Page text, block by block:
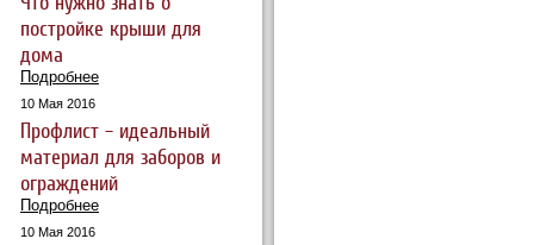
постройке крыши для
дома
Подробнее
10 Мая 2016
Профлист – идеальный
материал для заборов и
ограждений
Подробнее
10 Мая 2016